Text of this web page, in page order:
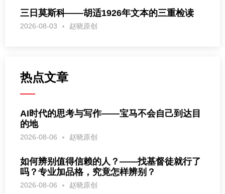
三日莫斯科——胡适1926年文本的三重检读
2026-08-03 赵晓原创
热点文章
AI时代的思考与写作——宝马不会自己到达目
的地
2026-08-06 赵晓原创
如何辨别值得信赖的人？——找基督徒就行了
吗？专业加品格，究竟怎样辨别？
2026-08-06 赵晓原创